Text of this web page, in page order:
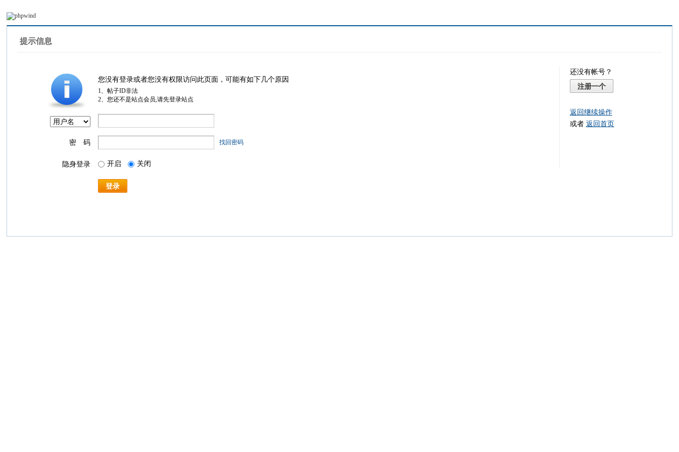
提示信息
您没有登录或者您没有权限访问此页面，可能有如下几个原因
1、帖子ID非法
2、您还不是站点会员,请先登录站点
密 码 找回密码
隐身登录 开启 关闭
登录
还没有帐号？
注册一个
返回继续操作
或者 返回首页